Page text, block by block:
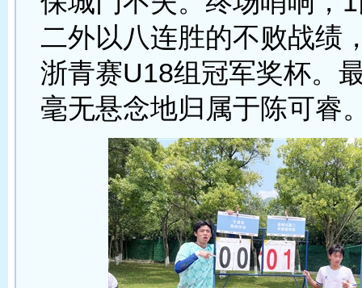
二外以八连胜的不败战绩
浙青赛U18组冠军奖杯。
毫无悬念地归属于陈可睿